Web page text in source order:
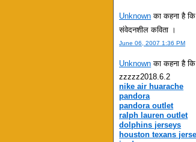
Unknown का कहना है
संवेदनशील कविता ।
June 06, 2007 1:36 PM
Unknown का कहना है
zzzzz2018.6.2
nike air huarache
pandora
pandora outlet
ralph lauren outlet
dolphins jerseys
houston texans